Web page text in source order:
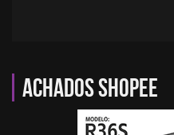
Achados Shopee